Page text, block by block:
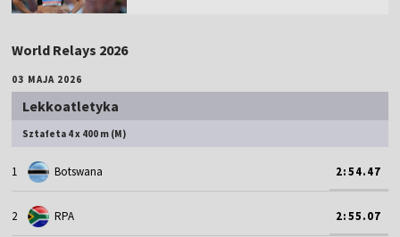
World Relays 2026
03 MAJA 2026
Lekkoatletyka
Sztafeta 4 x 400 m (M)
1 Botswana 2:54.47
2 RPA 2:55.07